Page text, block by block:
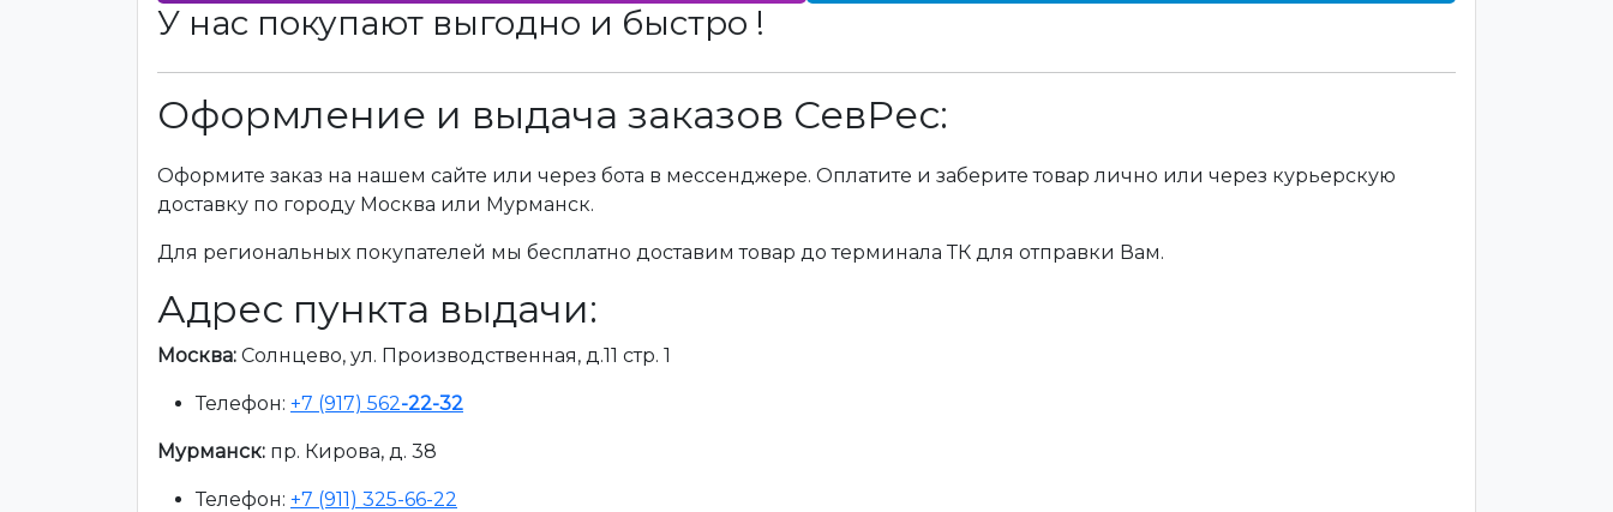
У нас покупают выгодно и быстро !
Оформление и выдача заказов СевРес:
Оформите заказ на нашем сайте или через бота в мессенджере. Оплатите и заберите товар лично или через курьерскую
доставку по городу Москва или Мурманск.
Для региональных покупателей мы бесплатно доставим товар до терминала ТК для отправки Вам.
Адрес пункта выдачи:
Москва: Солнцево, ул. Производственная, д.11 стр. 1
Телефон: +7 (917) 562-22-32
Мурманск: пр. Кирова, д. 38
Телефон: +7 (911) 325-66-22